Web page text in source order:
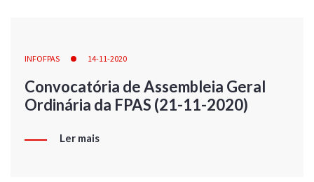
INFOFPAS 14-11-2020
Convocatória de Assembleia Geral
Ordinária da FPAS (21-11-2020)
Ler mais